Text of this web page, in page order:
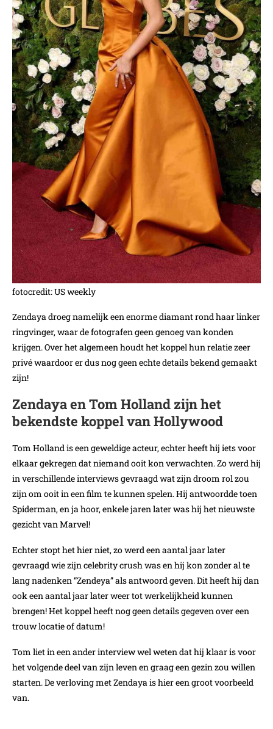
fotocredit: US weekly
Zendaya droeg namelijk een enorme diamant rond haar linker
ringvinger, waar de fotografen geen genoeg van konden
krijgen. Over het algemeen houdt het koppel hun relatie zeer
privé waardoor er dus nog geen echte details bekend gemaakt
zijn!
Zendaya en Tom Holland zijn het
bekendste koppel van Hollywood
Tom Holland is een geweldige acteur, echter heeft hij iets voor
elkaar gekregen dat niemand ooit kon verwachten. Zo werd hij
in verschillende interviews gevraagd wat zijn droom rol zou
zijn om ooit in een film te kunnen spelen. Hij antwoordde toen
Spiderman, en ja hoor, enkele jaren later was hij het nieuwste
gezicht van Marvel!
Echter stopt het hier niet, zo werd een aantal jaar later
gevraagd wie zijn celebrity crush was en hij kon zonder al te
lang nadenken “Zendeya” als antwoord geven. Dit heeft hij dan
ook een aantal jaar later weer tot werkelijkheid kunnen
brengen! Het koppel heeft nog geen details gegeven over een
trouw locatie of datum!
Tom liet in een ander interview wel weten dat hij klaar is voor
het volgende deel van zijn leven en graag een gezin zou willen
starten. De verloving met Zendaya is hier een groot voorbeeld
van.